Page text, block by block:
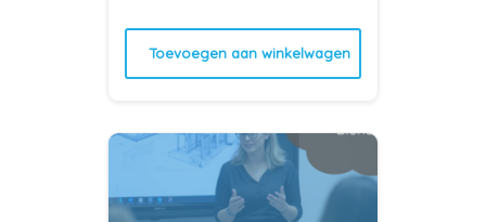
Toevoegen aan winkelwagen